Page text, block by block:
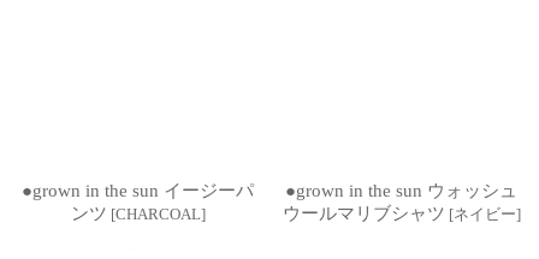
●grown in the sun イージーパ
ンツ [CHARCOAL]
●grown in the sun ウォッシュ
ウールマリブシャツ [ネイビー]